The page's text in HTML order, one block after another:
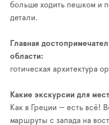
больше ходить пешком и
детали.
Главная
области:
готическая архитектура
Какие экскурсии для
Как в Греции — есть всё!
маршруты с запада на